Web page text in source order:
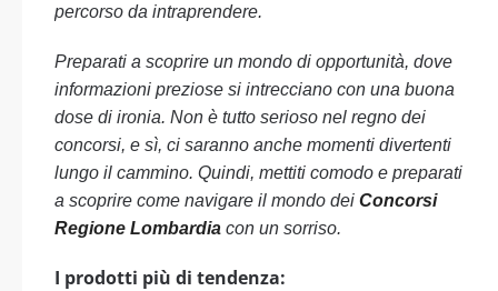
percorso da intraprendere.
Preparati a scoprire un mondo di opportunità, dove
informazioni preziose si intrecciano con una buona
dose di ironia. Non è tutto serioso nel regno dei
concorsi, e sì, ci saranno anche momenti divertenti
lungo il cammino. Quindi, mettiti comodo e preparati
a scoprire come navigare il mondo dei Concorsi
Regione Lombardia con un sorriso.
I prodotti più di tendenza: